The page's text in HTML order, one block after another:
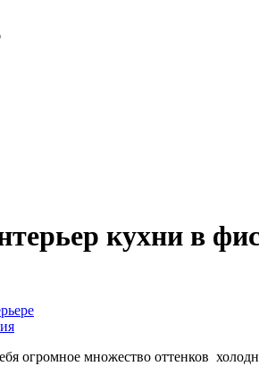
кухни в
огромное множество оттенков